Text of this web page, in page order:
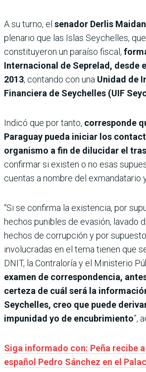
A su turno, el senador Derlis
plenario que las Islas Seychelles,
constituyeron un paraíso fiscal,
Internacional de Seprelad, desde
2013, contando con una Unidad de
Financiera de Seychelles (UIF
Indicó que por tanto, corresponde
Paraguay pueda iniciar los
organismo a fin de dilucidar el
confirmar si existen o no esas
cuentas a nombre del exmandatario
“Si se confirma la existencia, por
hechos punibles de evasión, lavado
hechos de corrupción y por
involucradas en el tema tienen que
DNIT, la Contraloría y el Ministerio
examen de correspondencia,
certeza de cuál será la
Seychelles, creo que puede
impunidad yo de encubrimiento”,
Siga informado con: Peña recibe
español Pedro Sánchez en el